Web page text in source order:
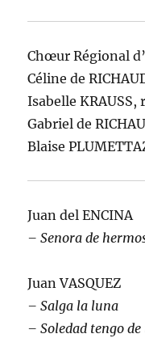
Chœur Régional
Céline de
Isabelle KRAUSS,
Gabriel de
Blaise
Juan del ENCINA
– Senora de
Juan VASQUEZ
– Salga la luna
– Soledad tengo